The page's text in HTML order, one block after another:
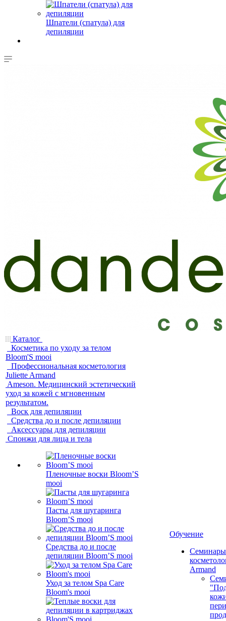
Шпатели (спатула) для
депиляции
Каталог
Косметика по уходу за телом
Bloom'S mooi
Профессиональная косметология
Juliette Armand
Ameson. Медицинский эстетический
уход за кожей с мгновенным
результатом.
Воск для депиляции
Средства до и после депиляции
Аксессуары для депиляции
Спонжи для лица и тела
Пленочные воски Bloom’S
mooi
Пасты для шугаринга
Bloom’S mooi
Средства до и после
депиляции Bloom’S mooi
Уход за телом Spa Care
Bloom's mooi
Обучение
Armand